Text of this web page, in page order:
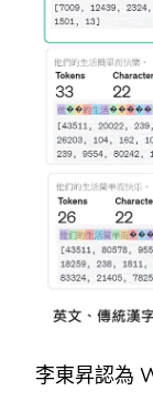
李東昇認為